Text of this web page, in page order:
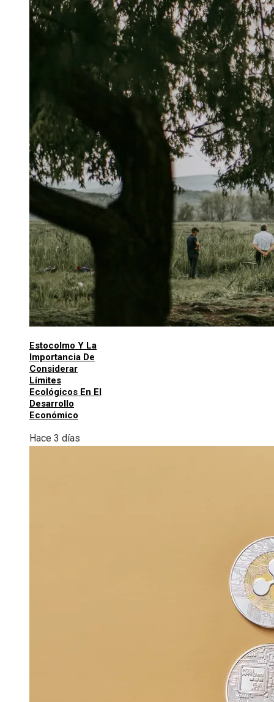
Estocolmo Y La
Importancia De
Considerar
Límites
Ecológicos En El
Desarrollo
Económico
Hace 3 días